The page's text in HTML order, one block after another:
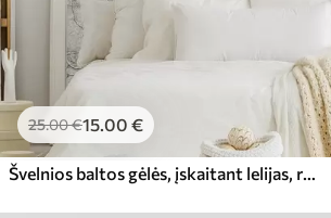
25.00€15.00 €
Švelnios baltos gėlės, įskaitant lelijas, rožes ir kitus žiedus minkštais, aksominiais žiedlapiais